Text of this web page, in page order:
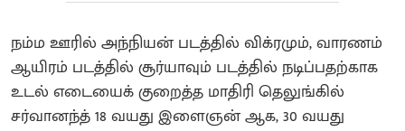
நம்ம ஊரில் அந்நியன் படத்தில் விக்ரமும், வாரணம்
ஆயிரம் படத்தில் சூர்யாவும் படத்தில் நடிப்பதற்காக
உடல் எடையைக் குறைத்த மாதிரி தெலுங்கில்
சர்வானந்த் 18 வயது இளைஞன் ஆக, 30 வயது